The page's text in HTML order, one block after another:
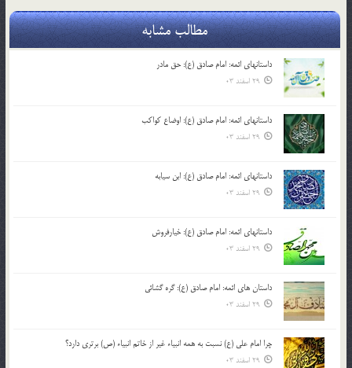
مطالب مشابه
داستانهای ائمه: امام صادق (ع): حق مادر
29 اسفند 03
داستانهای ائمه: امام صادق (ع): اوضاع کواکب
29 اسفند 03
داستانهای ائمه: امام صادق (ع): ابن سیابه
29 اسفند 03
داستانهای ائمه: امام صادق (ع): خیارفروش
29 اسفند 03
داستان های ائمه: امام صادق (ع): گره گشائی
29 اسفند 03
چرا امام علی (ع) نسبت به همه انبیاء غیر از خاتم انبیاء (ص) برتری دارد؟
29 اسفند 03